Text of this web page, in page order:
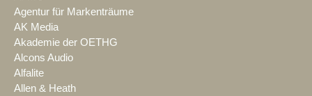
Agentur für Markenträume
AK Media
Akademie der OETHG
Alcons Audio
Alfalite
Allen & Heath